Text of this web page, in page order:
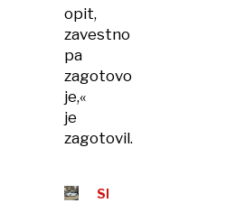
opit,
zavestno
pa
zagotovo
je,«
je
zagotovil.
SRBIJA